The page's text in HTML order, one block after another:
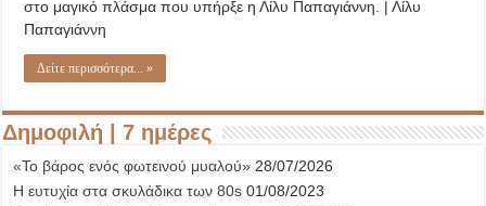
στο μαγικό πλάσμα που υπήρξε η Λίλυ Παπαγιάννη. | Λίλυ
Παπαγιάννη
Δείτε περισσότερα... »
Δημοφιλή | 7 ημέρες
«Το βάρος ενός φωτεινού μυαλού» 28/07/2026
Η ευτυχία στα σκυλάδικα των 80s 01/08/2023